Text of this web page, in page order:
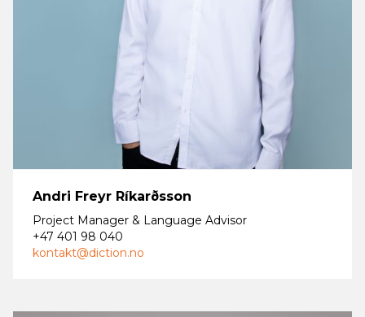
Andri Freyr Ríkarðsson
Project Manager & Language Advisor
+47 401 98 040
kontakt@diction.no